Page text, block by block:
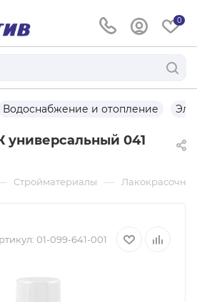
0
Водоснабжение и отопление
041
Стройматериалы —
01-099-641-001